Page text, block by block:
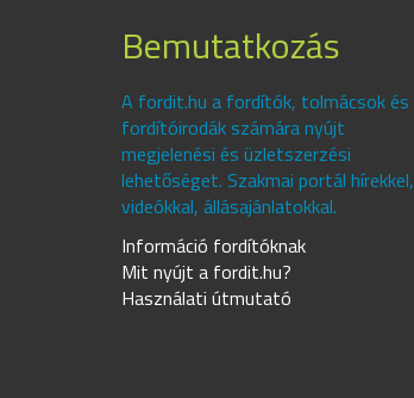
Bemutatkozás
A fordit.hu a fordítók, tolmácsok és
fordítóirodák számára nyújt
megjelenési és üzletszerzési
lehetőséget. Szakmai portál hírekkel,
videókkal, állásajánlatokkal.
Információ fordítóknak
Mit nyújt a fordit.hu?
Használati útmutató